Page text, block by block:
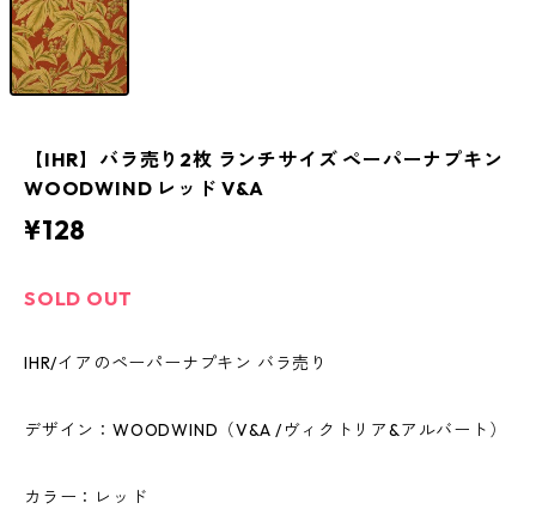
【IHR】バラ売り2枚 ランチサイズ ペーパーナプキン
WOODWIND レッド V&A
¥128
SOLD OUT
IHR/イアのペーパーナプキン バラ売り
デザイン：WOODWIND（V&A /ヴィクトリア&アルバート）
カラー：レッド